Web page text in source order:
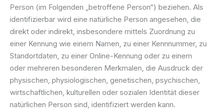
Person (im Folgenden „betroffene Person“) beziehen. Als
identifizierbar wird eine natürliche Person angesehen, die
direkt oder indirekt, insbesondere mittels Zuordnung zu
einer Kennung wie einem Namen, zu einer Kennnummer, zu
Standortdaten, zu einer Online-Kennung oder zu einem
oder mehreren besonderen Merkmalen, die Ausdruck der
physischen, physiologischen, genetischen, psychischen,
wirtschaftlichen, kulturellen oder sozialen Identität dieser
natürlichen Person sind, identifiziert werden kann.